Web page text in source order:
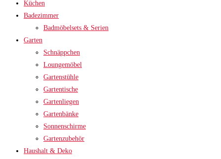
Küchen
Badezimmer
Badmöbelsets & Serien
Garten
Schnäppchen
Loungemöbel
Gartenstühle
Gartentische
Gartenliegen
Gartenbänke
Sonnenschirme
Gartenzubehör
Haushalt & Deko